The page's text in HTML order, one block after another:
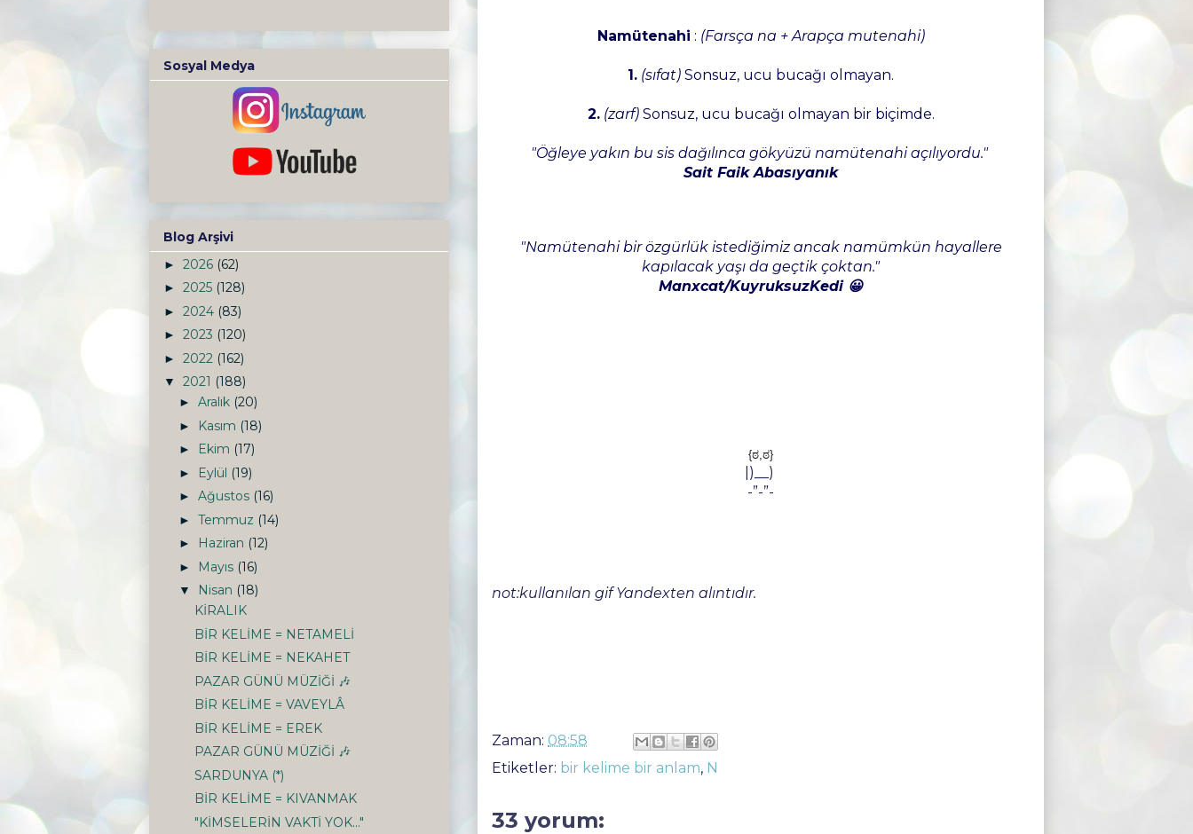
Namütenahi : (Farsça na + Arapça mutenahi)
1. (sıfat) Sonsuz, ucu bucağı olmayan.
2. (zarf)Sonsuz, ucu bucağı olmayan bir biçimde.
"Öğleye yakın bu sis dağılınca gökyüzü namütenahi açılıyordu."
Sait Faik Abasıyanık
"Namütenahi bir özgürlük istediğimiz ancak namümkün hayallere
kapılacak yaşı da geçtik çoktan."
Manxcat/KuyruksuzKedi 😀
{ಠ,ಠ}
|)__)
-”-”-
not:kullanılan gif Yandexten alıntıdır.
Zaman: 08:58
Etiketler: bir kelime bir anlam, N
33 yorum:
Sosyal Medya
Blog Arşivi
► 2026 (62)
► 2025 (128)
► 2024 (83)
► 2023 (120)
► 2022 (162)
▼ 2021 (188)
► Aralık (20)
► Kasım (18)
► Ekim (17)
► Eylül (19)
► Ağustos (16)
► Temmuz (14)
► Haziran (12)
► Mayıs (16)
▼ Nisan (18)
KİRALIK
BİR KELİME = NETAMELİ
BİR KELİME = NEKAHET
PAZAR GÜNÜ MÜZİĞİ 🎶
BİR KELİME = VAVEYLÂ
BİR KELİME = EREK
PAZAR GÜNÜ MÜZİĞİ 🎶
SARDUNYA (*)
BİR KELİME = KIVANMAK
"KİMSELERİN VAKTİ YOK..."